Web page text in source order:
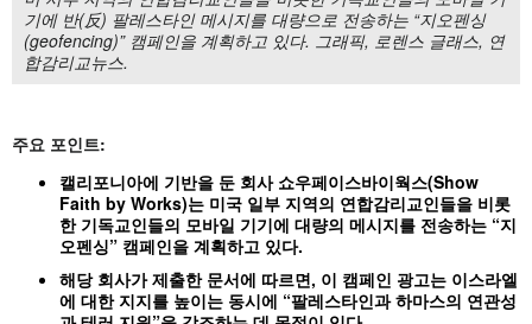
기에 반(反) 팔레스타인 메시지를 대량으로 전송하는 “지오펜싱
(geofencing)” 캠페인을 계획하고 있다. 그래픽, 로렌스 글래스, 연
합감리교뉴스.
주요 포인트:
캘리포니아에 기반을 둔 회사 쇼우페이스바이웍스(Show
Faith by Works)는 미국 일부 지역의 연합감리교인들을 비롯
한 기독교인들의 모바일 기기에 대량의 메시지를 전송하는 “지
오펜싱” 캠페인을 계획하고 있다.
해당 회사가제출한 문서에 따르면, 이 캠페인 광고는 이스라엘
에 대한 지지를 높이는 동시에 “팔레스타인과하마스의 연관성